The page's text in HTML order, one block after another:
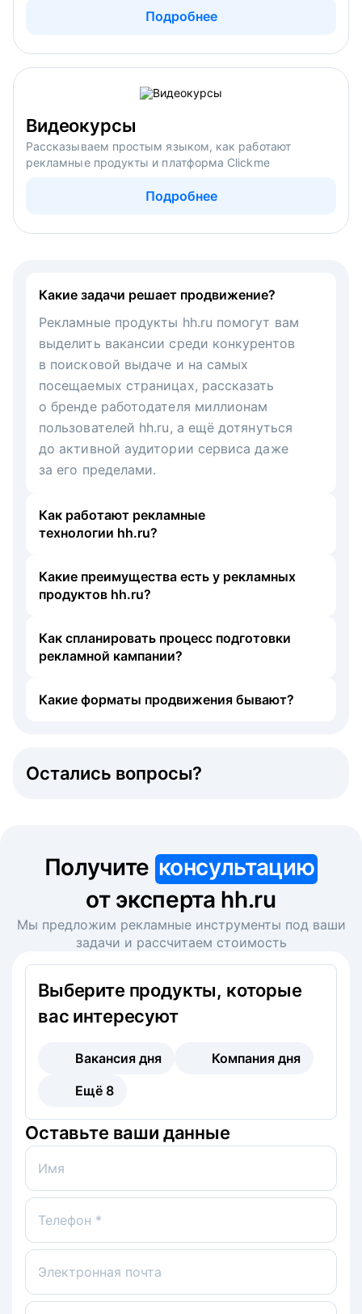
Подробнее
Видеокурсы
Рассказываем простым языком, как работают
рекламные продукты и платформа Clickme
Подробнее
Какие задачи решает продвижение?
Рекламные продукты hh.ru помогут вам
выделить вакансии среди конкурентов
в поисковой выдаче и на самых
посещаемых страницах, рассказать
о бренде работодателя миллионам
пользователей hh.ru, а ещё дотянуться
до активной аудитории сервиса даже
за его пределами.
Как работают рекламные
технологии hh.ru?
Какие преимущества есть у рекламных
продуктов hh.ru?
Как спланировать процесс подготовки
рекламной кампании?
Какие форматы продвижения бывают?
Остались вопросы?
Получите консультацию
от эксперта hh.ru
Мы предложим рекламные инструменты под ваши
задачи и рассчитаем стоимость
Выберите продукты, которые
вас интересуют
Вакансия дня
Компания дня
Ещё 8
Оставьте ваши данные
Имя
Телефон *
Электронная почта